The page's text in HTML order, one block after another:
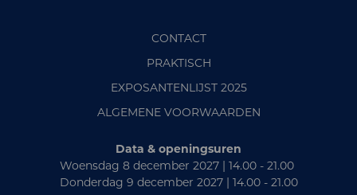
CONTACT
PRAKTISCH
EXPOSANTENLIJST 2025
ALGEMENE VOORWAARDEN
Data & openingsuren
Woensdag 8 december 2027 | 14.00 - 21.00
Donderdag 9 december 2027 | 14.00 - 21.00